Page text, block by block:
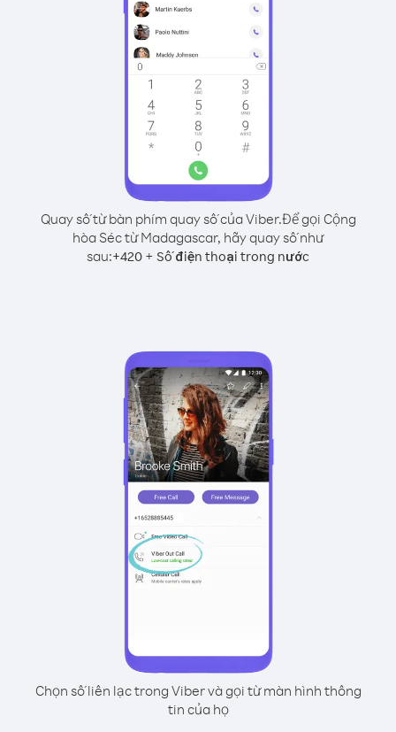
Quay số từ bàn phím quay số của Viber.Để gọi Cộng
hòa Séc từ Madagascar, hãy quay số như
sau:+420 + Số điện thoại trong nước
Chọn số liên lạc trong Viber và gọi từ màn hình thông
tin của họ